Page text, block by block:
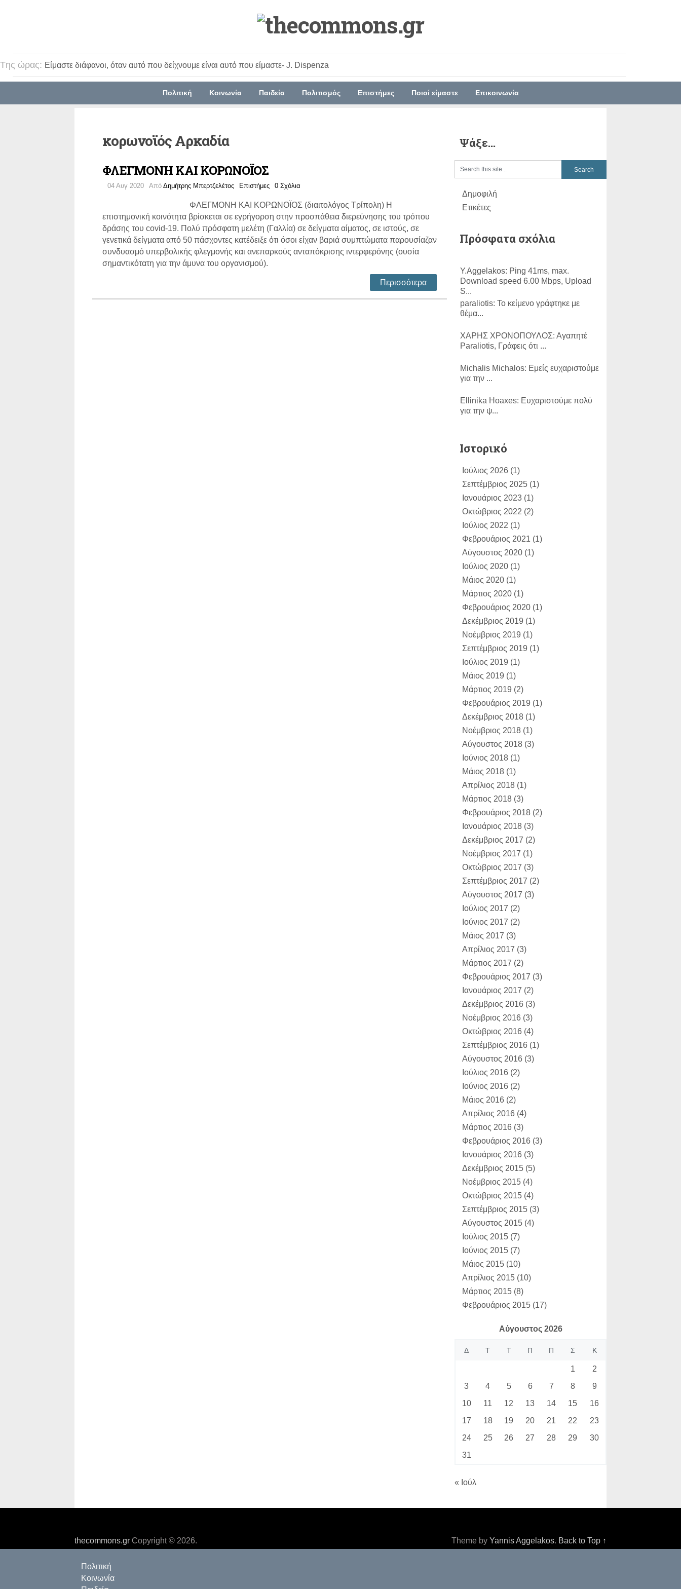
Tης ώρας: Είμαστε διάφανοι, όταν αυτό που δείχνουμε είναι αυτό που είμαστε- J. Dispenza
Πολιτική Κοινωνία Παιδεία Πολιτισμός Επιστήμες Ποιοί είμαστε Επικοινωνία
κορωνοϊός Αρκαδία
ΦΛΕΓΜΟΝΗ ΚΑΙ ΚΟΡΩΝΟΪΟΣ
04 Αυγ 2020 Από Δημήτρης Μπερτζελέτος Επιστήμες 0 Σχόλια
ΦΛΕΓΜΟΝΗ ΚΑΙ ΚΟΡΩΝΟΪΟΣ (διαιτολόγος Τρίπολη) Η
επιστημονική κοινότητα βρίσκεται σε εγρήγορση στην προσπάθεια διερεύνησης του τρόπου
δράσης του covid-19. Πολύ πρόσφατη μελέτη (Γαλλία) σε δείγματα αίματος, σε ιστούς, σε
γενετικά δείγματα από 50 πάσχοντες κατέδειξε ότι όσοι είχαν βαριά συμπτώματα παρουσίαζαν
συνδυασμό υπερβολικής φλεγμονής και ανεπαρκούς ανταπόκρισης ιντερφερόνης (ουσία
σημαντικότατη για την άμυνα του οργανισμού).
Περισσότερα
Ψάξε…
Δημοφιλή
Ετικέτες
Πρόσφατα σχόλια
Y.Aggelakos: Ping 41ms, max.
Download speed 6.00 Mbps, Upload
S...
paraliotis: Το κείμενο γράφτηκε με
θέμα...
ΧΑΡΗΣ ΧΡΟΝΟΠΟΥΛΟΣ: Αγαπητέ
Paraliotis, Γράφεις ότι ...
Michalis Michalos: Εμείς ευχαριστούμε
για την ...
Εllinika Ηoaxes: Ευχαριστούμε πολύ
για την ψ...
ΑΚΗΣ ΧΟΥΖΟΥΡΗΣ:
για συζήτησ...
Dimitris Bertzeletos:
Παραλιώτη, σε διαβ�...
Ιστορικό
Ιούλιος 2026 (1)
Σεπτέμβριος 2025 (1)
Ιανουάριος 2023 (1)
Οκτώβριος 2022 (2)
Ιούλιος 2022 (1)
Φεβρουάριος 2021 (1)
Αύγουστος 2020 (1)
Ιούλιος 2020 (1)
Μάιος 2020 (1)
Μάρτιος 2020 (1)
Φεβρουάριος 2020 (1)
Δεκέμβριος 2019 (1)
Νοέμβριος 2019 (1)
Σεπτέμβριος 2019 (1)
Ιούλιος 2019 (1)
Μάιος 2019 (1)
Μάρτιος 2019 (2)
Φεβρουάριος 2019 (1)
Δεκέμβριος 2018 (1)
Νοέμβριος 2018 (1)
Αύγουστος 2018 (3)
Ιούνιος 2018 (1)
Μάιος 2018 (1)
Απρίλιος 2018 (1)
Μάρτιος 2018 (3)
Φεβρουάριος 2018 (2)
Ιανουάριος 2018 (3)
Δεκέμβριος 2017 (2)
Νοέμβριος 2017 (1)
Οκτώβριος 2017 (3)
Σεπτέμβριος 2017 (2)
Αύγουστος 2017 (3)
Ιούλιος 2017 (2)
Ιούνιος 2017 (2)
Μάιος 2017 (3)
Απρίλιος 2017 (3)
Μάρτιος 2017 (2)
Φεβρουάριος 2017 (3)
Ιανουάριος 2017 (2)
Δεκέμβριος 2016 (3)
Νοέμβριος 2016 (3)
Οκτώβριος 2016 (4)
Σεπτέμβριος 2016 (1)
Αύγουστος 2016 (3)
Ιούλιος 2016 (2)
Ιούνιος 2016 (2)
Μάιος 2016 (2)
Απρίλιος 2016 (4)
Μάρτιος 2016 (3)
Φεβρουάριος 2016 (3)
Ιανουάριος 2016 (3)
Δεκέμβριος 2015 (5)
Νοέμβριος 2015 (4)
Οκτώβριος 2015 (4)
Σεπτέμβριος 2015 (3)
Αύγουστος 2015 (4)
Ιούλιος 2015 (7)
Ιούνιος 2015 (7)
Μάιος 2015 (10)
Απρίλιος 2015 (10)
Μάρτιος 2015 (8)
Φεβρουάριος 2015 (17)
Αύγουστος 2026
Δ Τ Τ Π Π Σ Κ
1
2
3
4 5 6 7 8
9
10
11 12 13 14 15
16
17
18 19 20 21 22
23
24
25 26 27 28 29
30
31
« Ιούλ
thecommons.gr Copyright © 2026. Theme by Yannis Aggelakos. Back to Top ↑
Πολιτική
Κοινωνία